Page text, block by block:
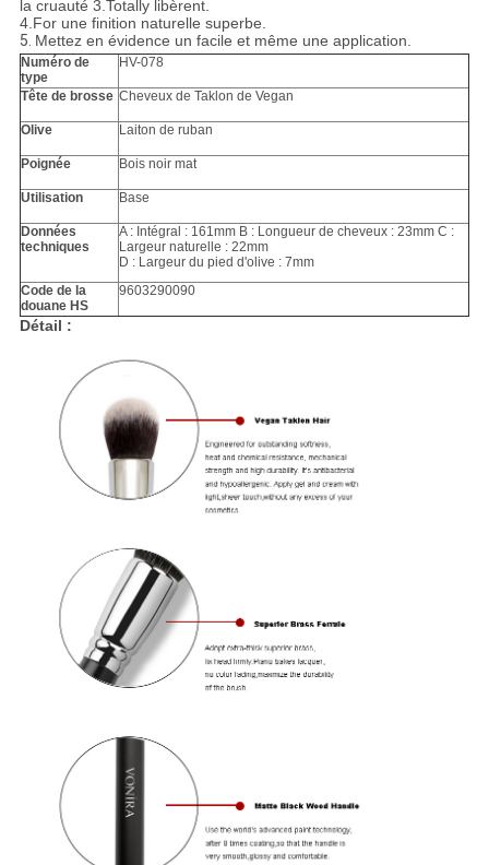
la cruauté 3.Totally libèrent.
4.For une finition naturelle superbe.
5. Mettez en évidence un facile et même une application.
Numéro de
type
HV-078
Tête de brosse Cheveux de Taklon de Vegan
Olive Laiton de ruban
Poignée Bois noir mat
Utilisation Base
Données
techniques
A : Intégral : 161mm B : Longueur de cheveux : 23mm C :
Largeur naturelle : 22mm
D : Largeur du pied d'olive : 7mm
Code de la
douane HS
9603290090
Détail :